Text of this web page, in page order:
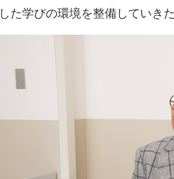
した学びの環境を整備していき